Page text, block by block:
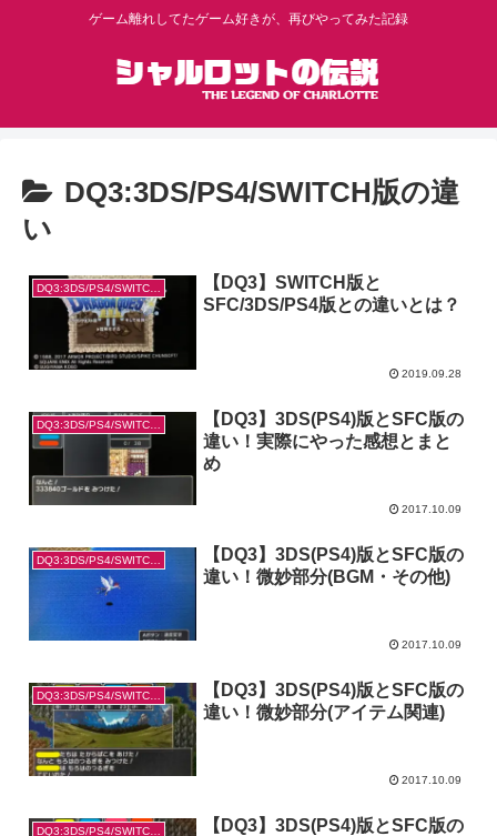
ゲーム離れしてたゲーム好きが、再びやってみた記録
DQ3:3DS/PS4/SWITCH版の違
い
DQ3:3DS/PS4/SWITCH版の違い
【DQ3】SWITCH版と
SFC/3DS/PS4版との違いとは？
2019.09.28
【DQ3】3DS(PS4)版とSFC版の
違い！実際にやった感想とまと
め
2017.10.09
【DQ3】3DS(PS4)版とSFC版の
違い！微妙部分(BGM・その他)
2017.10.09
【DQ3】3DS(PS4)版とSFC版の
違い！微妙部分(アイテム関連)
2017.10.09
【DQ3】3DS(PS4)版とSFC版の